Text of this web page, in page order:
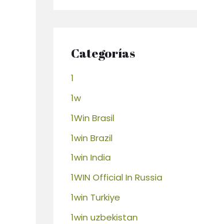
Categorías
1
1w
1Win Brasil
1win Brazil
1win India
1WIN Official In Russia
1win Turkiye
1win uzbekistan